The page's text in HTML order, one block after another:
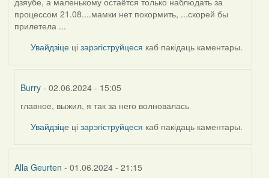
процессом 21.08....мамки нет покормить, ...скорей бы
прилетела ...
Увайдзіце цізарэгіструйцеся каб пакідаць каментары.
Burry - 02.06.2024 - 15:05
In
reply
by
Geurten
главное, выжил, я так за него волновалась
Увайдзіце цізарэгіструйцеся каб пакідаць каментары.
Alla Geurten - 01.06.2024 - 21:15